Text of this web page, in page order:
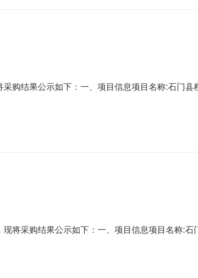
购结果公示如下：一、项目信息项目名称:石门县
统一社会信用代码或组织机构代码:MB1690162采
将采购结果公示如下：一、项目信息项目名称:石
:采购单位统一社会信用代码或组织机构代码